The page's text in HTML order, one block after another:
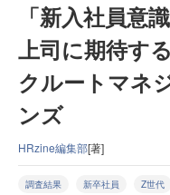
「新入社員意
上司に期待す
クルートマネ
ンズ
HRzine編集部[著]
調査結果 新卒社員 Z世代